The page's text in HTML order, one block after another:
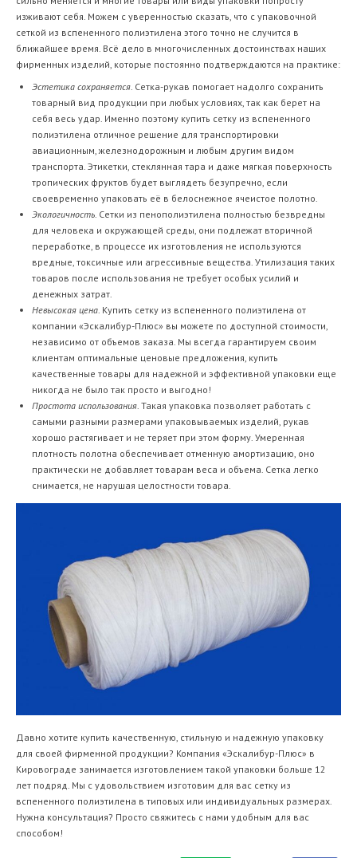
изживают себя. Можем с уверенностью сказать, что с упаковочной
сеткой из вспененного полиэтилена этого точно не случится в
ближайшее время. Всё дело в многочисленных достоинствах наших
фирменных изделий, которые постоянно подтверждаются на практике:
Эстетика сохраняется. Сетка-рукав помогает надолго сохранить
товарный вид продукции при любых условиях, так как берет на
себя весь удар. Именно поэтому купить сетку из вспененного
полиэтилена отличное решение для транспортировки
авиационным, железнодорожным и любым другим видом
транспорта. Этикетки, стеклянная тара и даже мягкая поверхность
тропических фруктов будет выглядеть безупречно, если
своевременно упаковать её в белоснежное ячеистое полотно.
Экологичность. Сетки из пенополиэтилена полностью безвредны
для человека и окружающей среды, они подлежат вторичной
переработке, в процессе их изготовления не используются
вредные, токсичные или агрессивные вещества. Утилизация таких
товаров после использования не требует особых усилий и
денежных затрат.
Невысокая цена. Купить сетку из вспененного полиэтилена от
компании «Эскалибур-Плюс» вы можете по доступной стоимости,
независимо от объемов заказа. Мы всегда гарантируем своим
клиентам оптимальные ценовые предложения, купить
качественные товары для надежной и эффективной упаковки еще
никогда не было так просто и выгодно!
Простота использования. Такая упаковка позволяет работать с
самыми разными размерами упаковываемых изделий, рукав
хорошо растягивает и не теряет при этом форму. Умеренная
плотность полотна обеспечивает отменную амортизацию, оно
практически не добавляет товарам веса и объема. Сетка легко
снимается, не нарушая целостности товара.
Давно хотите купить качественную, стильную и надежную упаковку
для своей фирменной продукции? Компания «Эскалибур-Плюс» в
Кировограде занимается изготовлением такой упаковки больше 12
лет подряд. Мы с удовольствием изготовим для вас сетку из
вспененного полиэтилена в типовых или индивидуальных размерах.
Нужна консультация? Просто свяжитесь с нами удобным для вас
способом!